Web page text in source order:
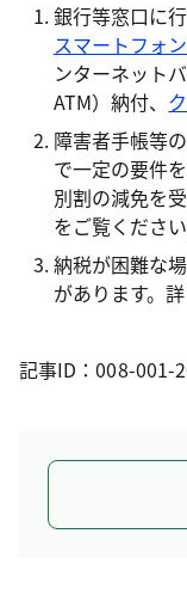
銀行等窓口に
スマートフォ
ンターネット
ATM）納付、
障害者手帳等
で一定の要件
別割の減免を
をご覧ください
納税が困難な
があります。
記事ID：008-001-